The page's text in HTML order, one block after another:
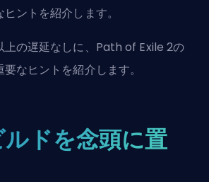
ントを紹介します。
上の遅延なしに、Path of Exile 2の
なヒントを紹介します。
ドを念頭に置